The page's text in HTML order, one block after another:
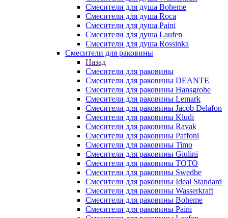
Смесители для душа Boheme
Смесители для душа Roca
Смесители для душа Paini
Смесители для душа Laufen
Смесители для душа Rossinka
Смесители для раковины
Назад
Смесители для раковины
Смесители для раковины DEANTE
Смесители для раковины Hansgrohe
Смесители для раковины Lemark
Смесители для раковины Jacob Delafon
Смесители для раковины Kludi
Смесители для раковины Ravak
Смесители для раковины Paffoni
Смесители для раковины Timo
Смесители для раковины Giulini
Смесители для раковины TOTO
Смесители для раковины Swedbe
Смесители для раковины Ideal Standard
Смесители для раковины Wasserkraft
Смесители для раковины Boheme
Смесители для раковины Paini